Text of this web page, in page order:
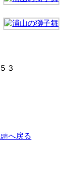
３
へ戻る